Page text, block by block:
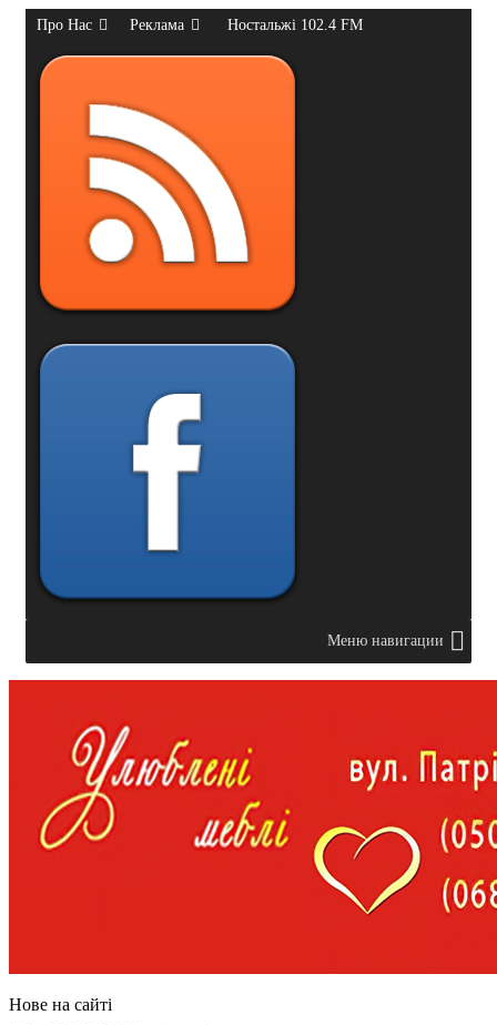
Про Нас Реклама Ностальжі 102.4 FM
Меню навигации
Нове на сайті